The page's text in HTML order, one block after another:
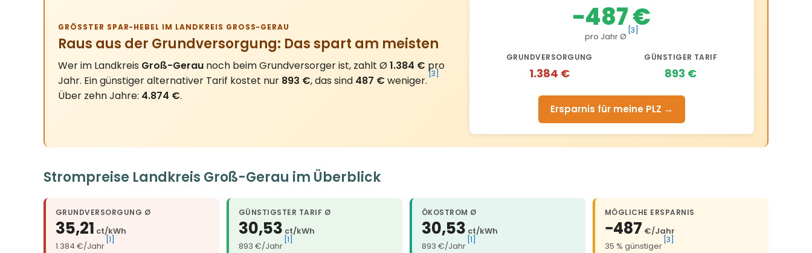
GRÖSSTER SPAR-HEBEL IM LANDKREIS GROSS-GERAU
Raus aus der Grundversorgung: Das spart am meisten
Wer im Landkreis Groß-Gerau noch beim Grundversorger ist, zahlt Ø1.384 € pro
Jahr. Ein günstiger alternativer Tarif kostet nur 893 €, das sind 487 € weniger.[3]
Über zehn Jahre: 4.874 €.
−487 €
pro Jahr Ø
[3]
GRUNDVERSORGUNG
1.384 €
GÜNSTIGER TARIF
893 €
Ersparnis für meine PLZ →
Strompreise Landkreis Groß-Gerau im Überblick
GRUNDVERSORGUNG Ø
35,21 ct/kWh
1.384 €/Jahr
[1]
GÜNSTIGSTER TARIF Ø
30,53 ct/kWh
893 €/Jahr
[1]
ÖKOSTROM Ø
30,53 ct/kWh
893 €/Jahr
[1]
MÖGLICHE ERSPARNIS
−487 €/Jahr
35 % günstiger
[3]